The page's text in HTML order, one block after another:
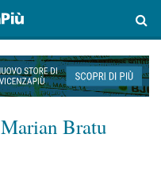
Marian Bratu